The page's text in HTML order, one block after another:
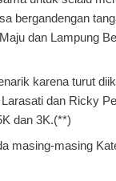
bergandengan
dan Lampung
karena turut
dan Ricky
dan 3K.(**)
masing-masing